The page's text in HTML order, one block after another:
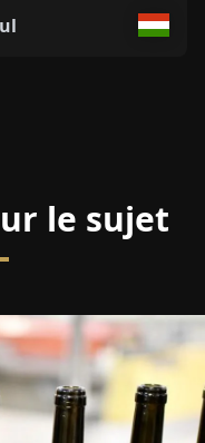
le sujet